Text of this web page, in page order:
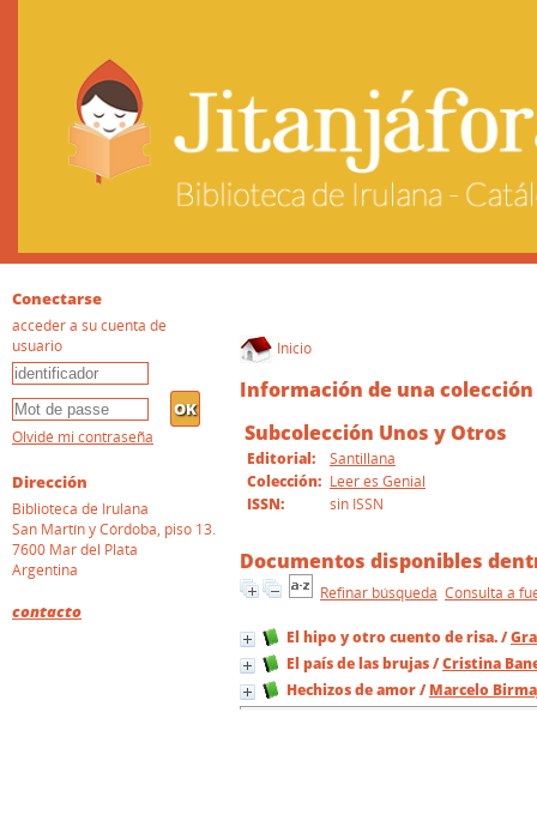
Inicio
Información de una colección
Subcolección Unos y Otros
Editorial:
Santillana
Colección: Leer es Genial
ISSN:
sin ISSN
Documentos disponibles
Refinar búsqueda Consulta a
El hipo y otro cuento de risa./
El país de las brujas/Cristina
Hechizos de amor/ Marcelo
Conectarse
acceder a su cuenta de
usuario
Olvidé mi contraseña
Dirección
Biblioteca de Irulana
San Martín y Córdoba, piso 13.
7600 Mar del Plata
Argentina
contacto